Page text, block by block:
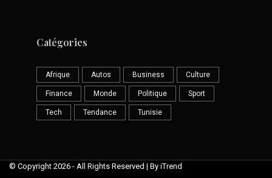
Catégories
Afrique Autos Business Culture
Finance Monde Politique Sport
Tech Tendance Tunisie
© Copyright 2026 - All Rights Reserved | By iTrend